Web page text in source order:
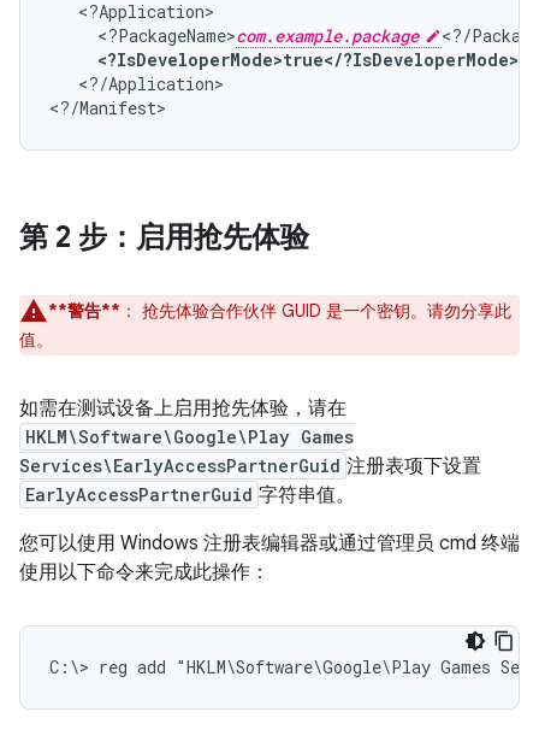
<?PackageName>com.example.package
<?IsDeveloperMode>true</?IsDeveloperMode>
<?/Application>
第 2 步 ：启用抢先体验
**警告** ： 抢先体验合作伙伴 GUID 是一个密钥。请勿分享此
值。
如需在测试设备上启用抢先体验，请在
HKLM\Software\Google\Play Games
Services\EarlyAccessPartnerGuid 注册表项下设置
EarlyAccessPartnerGuid 字符串值。
您可以使用 Windows 注册表编辑器或通过管理员 cmd 终端
使用以下命令来完成此操作：
C:\> reg add "HKLM\Software\Google\Play Games